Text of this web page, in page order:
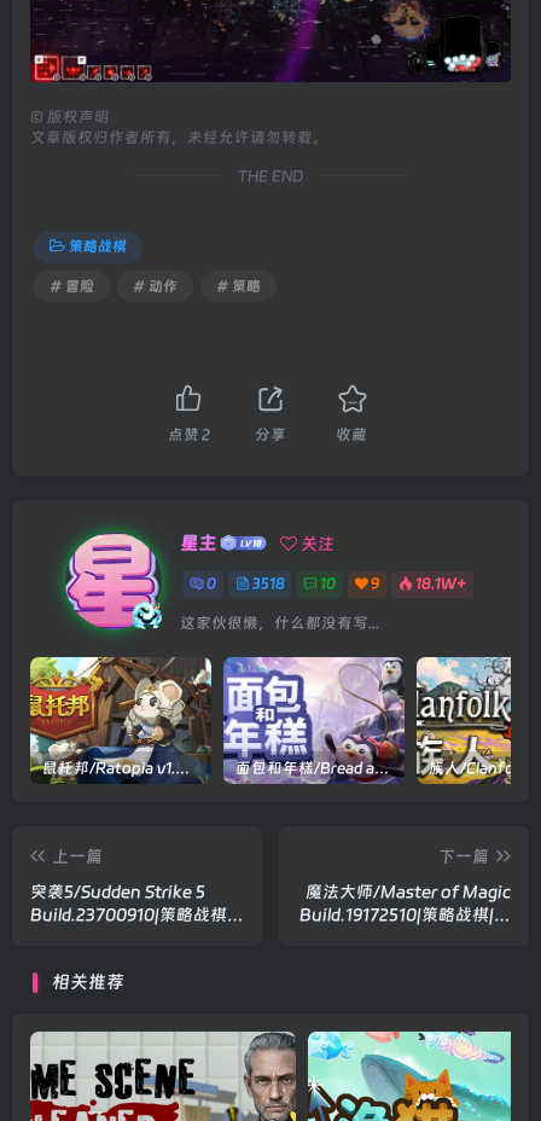
© 版权声明
文章版权归作者所有，未经允许请勿转载。
THE END
策略战棋
# 冒险 # 动作 # 策略
点赞 2 分享 收藏
星主 关注
0 3518 10 9 18.1W+
这家伙很懒，什么都没有写...
鼠托邦/Ratopia v1.0.0530|策略模拟|容量2.9GB|官方中文版 面包和年糕/Bread and Fred Build.21411256|动作冒险|容量1.1GB|官方中文版
上一篇
突袭5/Sudden Strike 5
Build.23700910|策略战棋|
下一篇
魔法大师/Master of Magic
Build.19172510|策略战棋|容
相关推荐